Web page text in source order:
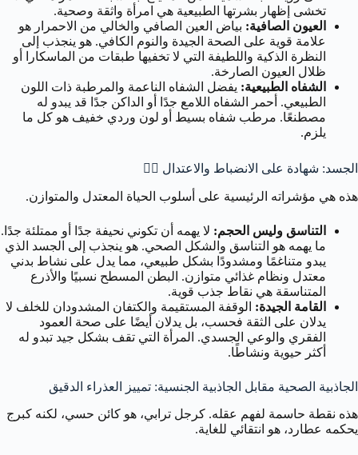
تخشى إظهار بشرتها الطبيعية هي امرأة واثقة وصحية.
العيون الصافية: بياض العين الصافي والخالي من الاحمرار هو
علامة قوية على الصحة الجيدة والنوم الكافي. هو ينجذب إلى
النظرة الذكية واللطيفة التي لا تخفيها طبقات من الماسكارا أو
ظلال العيون الصارخة.
الشفاه الطبيعية: يفضل الشفاه الناعمة والمرطبة ذات اللون
الطبيعي. أحمر الشفاه اللامع جدًا أو الداكن جدًا قد يبدو له
مصطنعًا. مرطب شفاه بسيط أو لون وردي خفيف هو كل ما
يلزم.
الجسد: شهادة على الانضباط والاعتدال 🧘‍♀️
هذه هي مؤشراته الرئيسية على أسلوب الحياة المعتدل والمتوازن.
التناسق وليس الحجم: لا يهمه أن تكوني نحيفة جدًا أو ممتلئة جدًا.
ما يهمه هو التناسق والشكل الصحي. هو ينجذب إلى الجسد الذي
يبدو متناغمًا ومشدودًا بشكل طبيعي، مما يدل على نشاط بدني
معتدل ونظام غذائي متوازن. البطن المسطح نسبيًا والأذرع
المتناسقة هي نقاط جذب قوية.
القامة الجيدة: الوقفة المستقيمة والكتفان المشدودان للخلف لا
يدلان على الثقة فحسب، بل يدلان أيضًا على صحة العمود
الفقري والوعي الجسدي. المرأة التي تقف بشكل جيد تبدو له
أكثر حيوية ونشاطًا.
الجاذبية الصحية مقابل الجاذبية الجنسية: تمييز العذراء الدقيق
هذه نقطة حاسمة لفهم عقله. كرجل ترابي، هو كائن حسي، لكنه كبرج
يحكمه عطارد، هو انتقائي للغاية.